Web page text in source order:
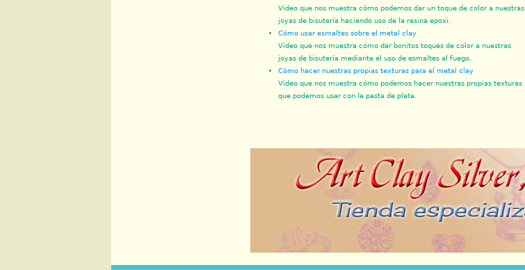
Video que nos muestra cómo podemos dar un toque de color a nuestras
joyas de bisutería haciendo uso de la resina epoxi.
Cómo usar esmaltes sobre el metal clay
Video que nos muestra cómo dar bonitos toques de color a nuestras
joyas de bisutería mediante el uso de esmaltes al fuego.
Cómo hacer nuestras propias texturas para el metal clay
Video que nos muestra cómo podemos hacer nuestras propias texturas
que podemos usar con la pasta de plata.